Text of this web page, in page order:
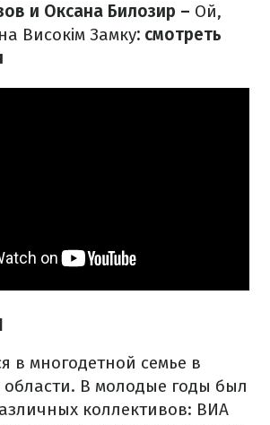
и Оксана Билозир – Ой,
Високім Замку: смотреть
в многодетной семье в
В молодые годы был
коллективов: ВИА